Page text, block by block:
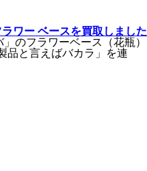
ワー ベースを買取しました
のフラワーベース（花瓶）
品と言えばバカラ」を連